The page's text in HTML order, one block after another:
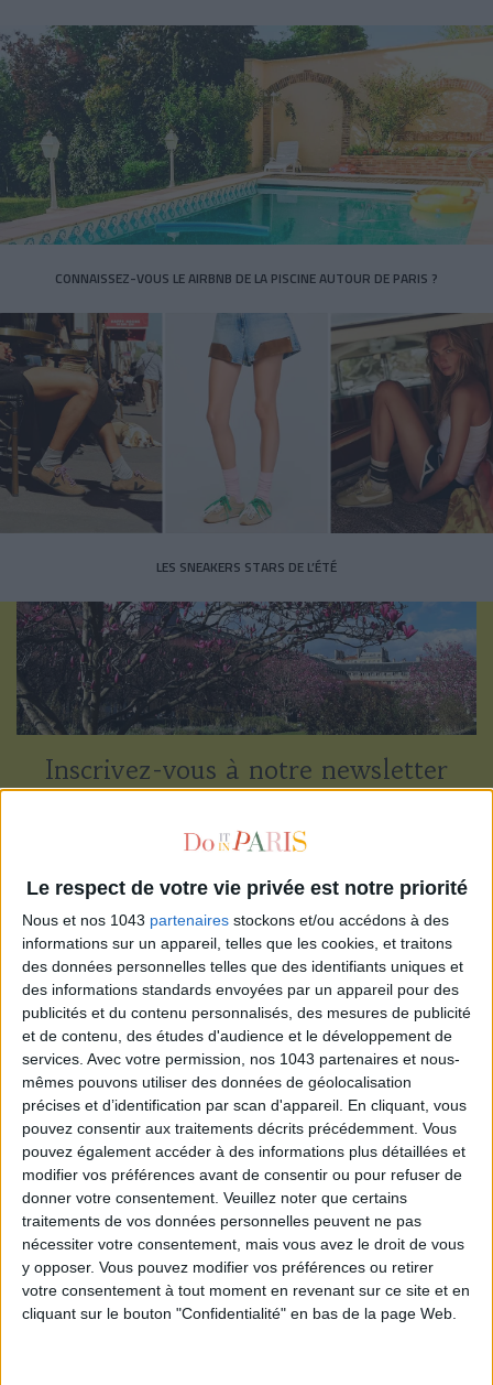
Le respect de votre vie privée est notre priorité
Nous et nos 1043 partenaires stockons et/ou accédons à des
informations sur un appareil, telles que les cookies, et traitons
des données personnelles telles que des identifiants uniques et
des informations standards envoyées par un appareil pour des
publicités et du contenu personnalisés, des mesures de publicité
et de contenu, des études d'audience et le développement de
services. Avec votre permission, nos 1043 partenaires et nous-
mêmes pouvons utiliser des données de géolocalisation
précises et d’identification par scan d'appareil. En cliquant, vous
pouvez consentir aux traitements décrits précédemment. Vous
pouvez également accéder à des informations plus détaillées et
modifier vos préférences avant de consentir ou pour refuser de
donner votre consentement. Veuillez noter que certains
traitements de vos données personnelles peuvent ne pas
nécessiter votre consentement, mais vous avez le droit de vous
y opposer. Vous pouvez modifier vos préférences ou retirer
votre consentement à tout moment en revenant sur ce site et en
cliquant sur le bouton "Confidentialité" en bas de la page Web.
CONNAISSEZ-VOUS LE AIRBNB DE LA PISCINE AUTOUR DE PARIS ?
LES SNEAKERS STARS DE L’ÉTÉ
Inscrivez-vous à notre newsletter
ADOPT PARFUMS RÉVOLUTIONNE LA PARFUMERIE MADE IN FRANCE À PETIT PRIX